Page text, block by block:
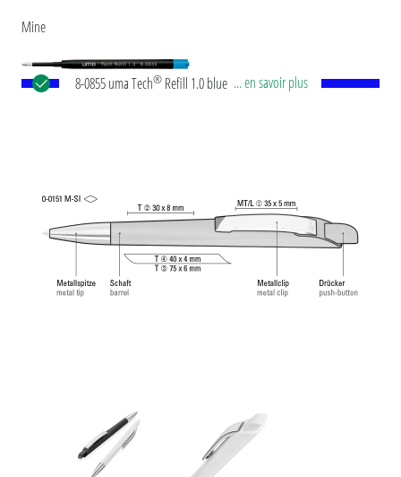
Mine
8-0855 uma Tech® Refill 1.0 blue Recharge géante
norme ISO. La recharge uma Tech Refill 1.0 offre
une expérience d'écriture agréable et douce.
... en savoir plus